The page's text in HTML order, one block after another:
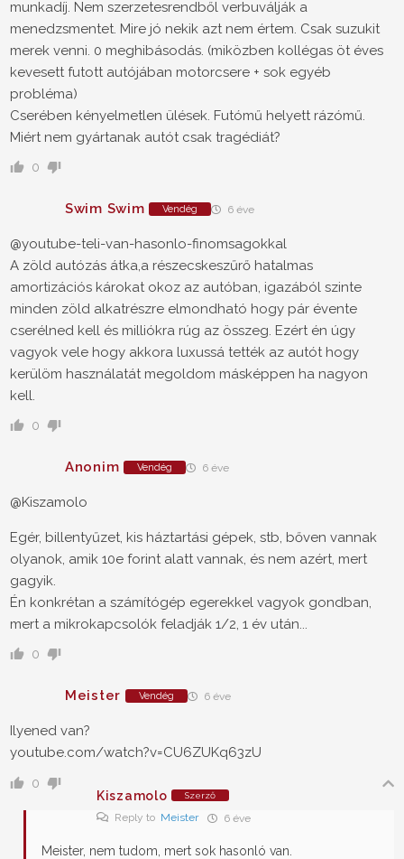
munkadíj. Nem szerzetesrendből verbuválják a
menedzsmentet. Mire jó nekik azt nem értem. Csak suzukit
merek venni. 0 meghibásodás. (miközben kollégas öt éves
kevesett futott autójában motorcsere + sok egyéb
probléma)
Cserében kényelmetlen ülések. Futómű helyett rázómű.
Miért nem gyártanak autót csak tragédiát?
0
Swim Swim Vendég 6 éve
@youtube-teli-van-hasonlo-finomsagokkal
A zöld autózás átka,a részecskeszűrő hatalmas
amortizációs károkat okoz az autóban, igazából szinte
minden zöld alkatrészre elmondható hogy pár évente
cserélned kell és milliókra rúg az összeg. Ezért én úgy
vagyok vele hogy akkora luxussá tették az autót hogy
kerülöm használatát megoldom másképpen ha nagyon
kell.
0
Anonim Vendég 6 éve
@Kiszamolo
Egér, billentyűzet, kis háztartási gépek, stb, bőven vannak
olyanok, amik 10e forint alatt vannak, és nem azért, mert
gagyik.
Én konkrétan a számítógép egerekkel vagyok gondban,
mert a mikrokapcsolók feladják 1/2, 1 év után...
0
Meister Vendég 6 éve
Ilyened van?
youtube.com/watch?v=CU6ZUKq63zU
0
Kiszamolo
Szerző
Reply to Meister 6 éve
Meister, nem tudom, mert sok hasonló van.